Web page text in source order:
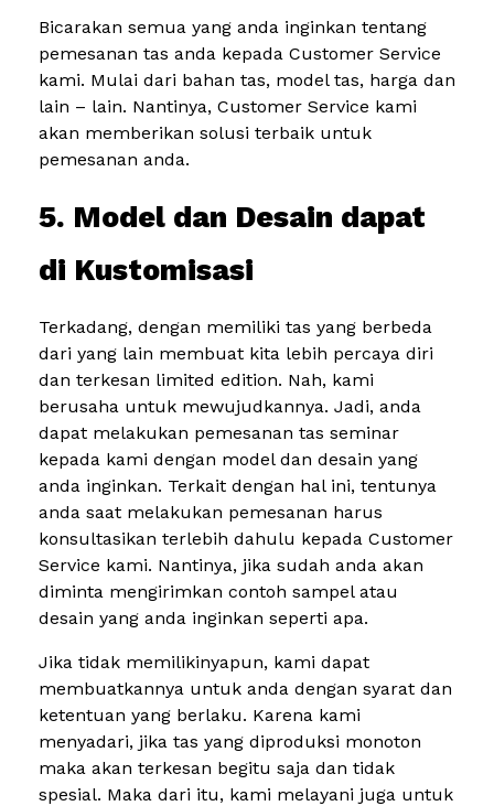
Bicarakan semua yang anda inginkan tentang
pemesanan tas anda kepada Customer Service
kami. Mulai dari bahan tas, model tas, harga dan
lain – lain. Nantinya, Customer Service kami
akan memberikan solusi terbaik untuk
pemesanan anda.
5. Model dan Desain dapat
di Kustomisasi
Terkadang, dengan memiliki tas yang berbeda
dari yang lain membuat kita lebih percaya diri
dan terkesan limited edition. Nah, kami
berusaha untuk mewujudkannya. Jadi, anda
dapat melakukan pemesanan tas seminar
kepada kami dengan model dan desain yang
anda inginkan. Terkait dengan hal ini, tentunya
anda saat melakukan pemesanan harus
konsultasikan terlebih dahulu kepada Customer
Service kami. Nantinya, jika sudah anda akan
diminta mengirimkan contoh sampel atau
desain yang anda inginkan seperti apa.
Jika tidak memilikinyapun, kami dapat
membuatkannya untuk anda dengan syarat dan
ketentuan yang berlaku. Karena kami
menyadari, jika tas yang diproduksi monoton
maka akan terkesan begitu saja dan tidak
spesial. Maka dari itu, kami melayani juga untuk